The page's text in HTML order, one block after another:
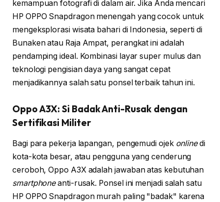
kemampuan fotografi di dalam air. Jika Anda mencari
HP OPPO Snapdragon menengah yang cocok untuk
mengeksplorasi wisata bahari di Indonesia, seperti di
Bunaken atau Raja Ampat, perangkat ini adalah
pendamping ideal. Kombinasi layar super mulus dan
teknologi pengisian daya yang sangat cepat
menjadikannya salah satu ponsel terbaik tahun ini.
Oppo A3X: Si Badak Anti-Rusak dengan
Sertifikasi Militer
Bagi para pekerja lapangan, pengemudi ojek onlinedi
kota-kota besar, atau pengguna yang cenderung
ceroboh, Oppo A3X adalah jawaban atas kebutuhan
smartphoneanti-rusak. Ponsel ini menjadi salah satu
HP OPPO Snapdragon murah paling "badak" karena